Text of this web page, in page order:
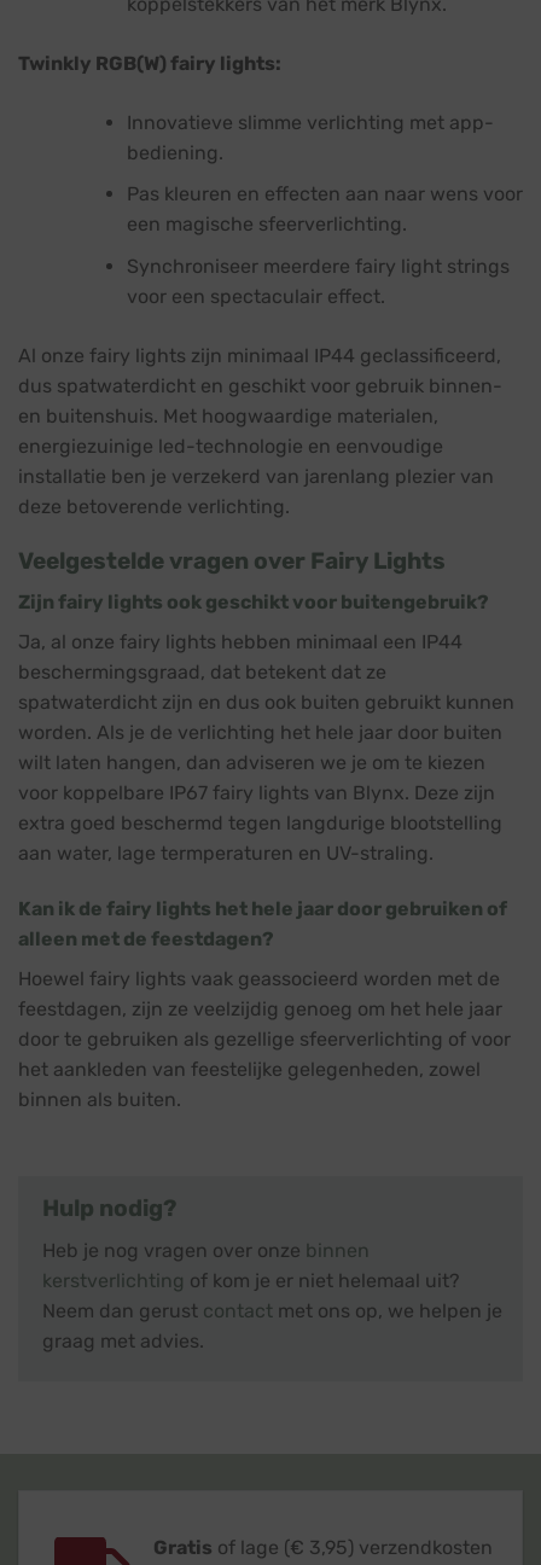
Twinkly RGB(W) fairy lights:
Innovatieve slimme verlichting met app-
bediening.
Pas kleuren en effecten aan naar wens voor
een magische sfeerverlichting.
Synchroniseer meerdere fairy light strings
voor een spectaculair effect.
Al onze fairy lights zijn minimaal IP44 geclassificeerd,
dus spatwaterdicht en geschikt voor gebruik binnen-
en buitenshuis. Met hoogwaardige materialen,
energiezuinige led-technologie en eenvoudige
installatie ben je verzekerd van jarenlang plezier van
deze betoverende verlichting.
Veelgestelde vragen over Fairy Lights
Zijn fairy lights ook geschikt voor buitengebruik?
Ja, al onze fairy lights hebben minimaal een IP44
beschermingsgraad, dat betekent dat ze
spatwaterdicht zijn en dus ook buiten gebruikt kunnen
worden. Als je de verlichting het hele jaar door buiten
wilt laten hangen, dan adviseren we je om te kiezen
voor koppelbare IP67 fairy lights van Blynx. Deze zijn
extra goed beschermd tegen langdurige blootstelling
aan water, lage termperaturen en UV-straling.
Kan ik de fairy lights het hele jaar door gebruiken of
alleen met de feestdagen?
Hoewel fairy lights vaak geassocieerd worden met de
feestdagen, zijn ze veelzijdig genoeg om het hele jaar
door te gebruiken als gezellige sfeerverlichting of voor
het aankleden van feestelijke gelegenheden, zowel
binnen als buiten.
Hulp nodig?
Heb je nog vragen over onze binnen
kerstverlichting of kom je er niet helemaal uit?
Neem dan gerust contact met ons op, we helpen je
graag met advies.
Gratis of lage (€ 3,95) verzendkosten